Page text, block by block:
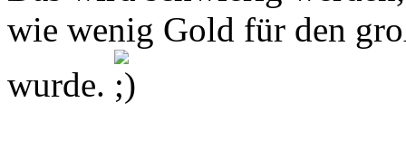
wie wenig Gold für den
wurde.